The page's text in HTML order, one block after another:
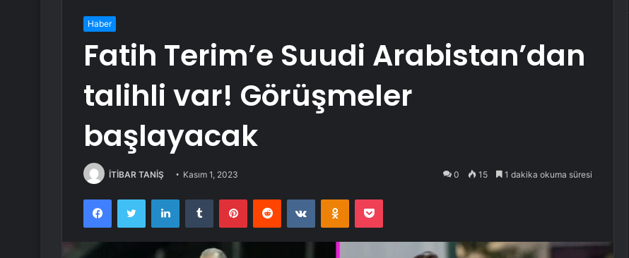
Haber
Fatih Terim’e Suudi Arabistan’dan
talihli var! Görüşmeler
başlayacak
İTİBAR TANİŞ Kasım 1, 2023 0 15 1 dakika okuma süresi
FacebookTwitter LinkedInTumblr PinterestReddit VKontakteOdnoklassniki
Pocket